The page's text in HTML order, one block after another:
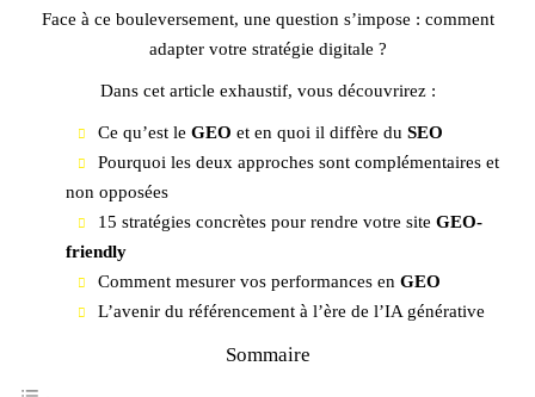
Face à ce bouleversement, une question s’impose : comment
adapter votre stratégie digitale ?
Dans cet article exhaustif, vous découvrirez :
Ce qu’est le GEO et en quoi il diffère du SEO
Pourquoi les deux approches sont complémentaires et
non opposées
15 stratégies concrètes pour rendre votre site GEO-
friendly
Comment mesurer vos performances en GEO
L’avenir du référencement à l’ère de l’IA générative
Sommaire